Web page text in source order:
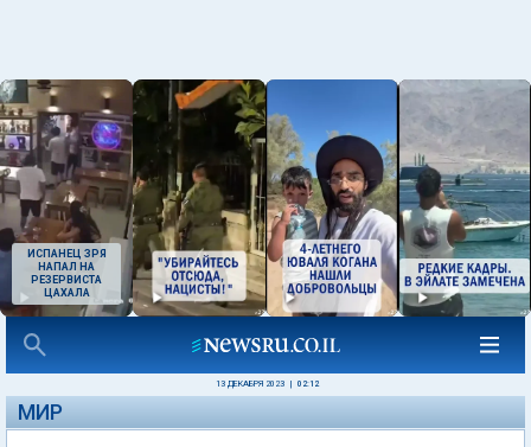
ИСПАНЕЦ ЗРЯ
НАПАЛ НА
РЕЗЕРВИСТА
ЦАХАЛА
13 ДЕКАБРЯ 2023 02:12
МИР